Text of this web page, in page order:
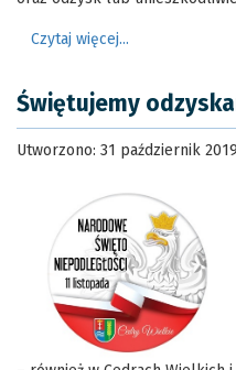
Czytaj więcej...
Świętujemy
Utworzono: 31 październik 2019